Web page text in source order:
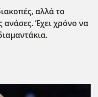
αλλά το
ανάσες. Έχει χρόνο να